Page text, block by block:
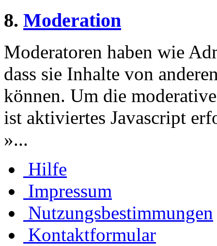
8. Moderation
Moderatoren haben wie
dass sie Inhalte von
können. Um die
ist aktiviertes Javascript
»...
Hilfe
Impressum
Nutzungsbestimmungen
Kontaktformular